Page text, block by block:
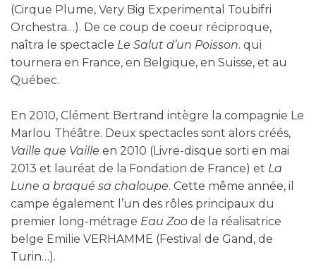
(Cirque Plume, Very Big Experimental Toubifri
Orchestra…). De ce coup de coeur réciproque,
naîtra le spectacle Le Salut d’un Poisson. qui
tournera en France, en Belgique, en Suisse, et au
Québec.
En 2010, Clément Bertrand intègre la compagnie Le
Marlou Théâtre. Deux spectacles sont alors créés,
Vaille que Vaille en 2010 (Livre-disque sorti en mai
2013 et lauréat de la Fondation de France) et La
Lune a braqué sa chaloupe. Cette même année, il
campe également l’un des rôles principaux du
premier long-métrage Eau Zoo de la réalisatrice
belge Emilie VERHAMME (Festival de Gand, de
Turin…).